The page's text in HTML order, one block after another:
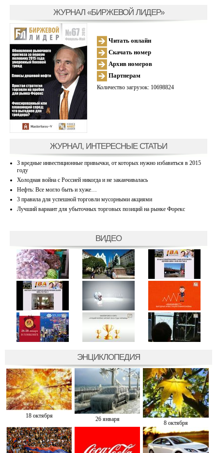
ЖУРНАЛ «БИРЖЕВОЙ ЛИДЕР»
Читать онлайн
Скачать номер
Архив номеров
Партнерам
Количество загрузок: 10698824
ЖУРНАЛ, ИНТЕРЕСНЫЕ СТАТЬИ
3 вредные инвестиционные привычки, от которых нужно избавиться в 2015
году
Холодная война с Россией никогда и не заканчивалась
Нефть: Все могло быть и хуже…
3 правила для успешной торговли мусорными акциями
Лучший вариант для убыточных торговых позиций на рынке Форекс
ВИДЕО
ЭНЦИКЛОПЕДИЯ
18 октября
26 января
8 октября